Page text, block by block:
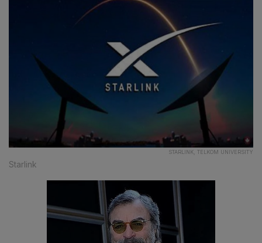
STARLINK, TELKOM UNIVERSITY
Starlink